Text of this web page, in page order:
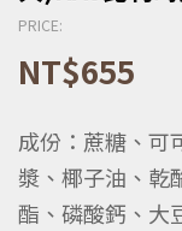
PRICE:
NT$655
成份：蔗糖、可
漿、椰子油、乾
酯、磷酸鈣、大